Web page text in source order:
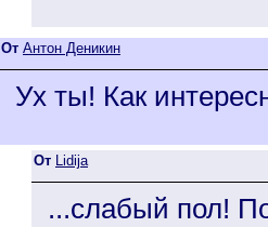
От Антон Деникин
Ух ты! Как
От Lidija
...слабый пол!